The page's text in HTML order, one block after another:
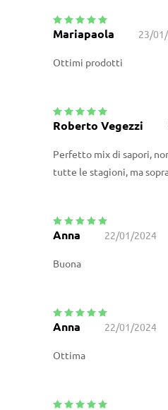
Valutato5su
Mariapaola 23/
Ottimi prodotti
Valutato5su
Roberto Vegezzi
Perfetto mix di sapori,
tutte le stagioni, ma
Valutato
Anna 22/01/2024
Buona
Valutato
Anna 22/01/2024
Ottima